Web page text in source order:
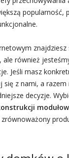
popularność,
również
Jeśli masz
się z nami, a razem
decyzje.